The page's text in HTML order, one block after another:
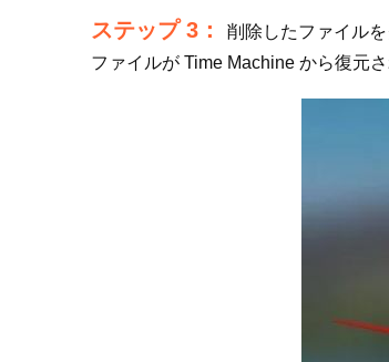
ステップ 3： 削除したファイル
ファイルが Time Machine から復元さ